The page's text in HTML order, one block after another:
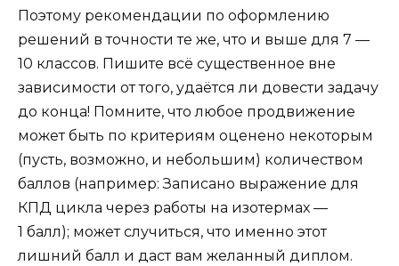
Поэтому рекомендации по оформлению
решений в точности те же, что и выше для 7 —
10 классов. Пишите всё существенное вне
зависимости от того, удаётся ли довести задачу
до конца! Помните, что любое продвижение
может быть по критериям оценено некоторым
(пусть, возможно, и небольшим) количеством
баллов (например: Записано выражение для
КПД цикла через работы на изотермах —
1 балл); может случиться, что именно этот
лишний балл и даст вам желанный диплом.